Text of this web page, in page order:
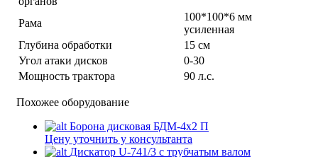
Рама
100*100*6 мм
усиленная
Глубина обработки
15 см
Угол атаки дисков
0-30
Мощность трактора
90 л.с.
Похожее оборудование
Борона дисковая БДМ-4х2 П
Цену уточнить у консультанта
Дискатор U-741/3 с трубчатым валом